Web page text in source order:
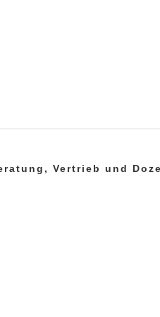
Vertrieb und